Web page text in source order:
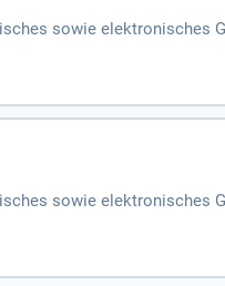
sowie elektronisches
sowie elektronisches